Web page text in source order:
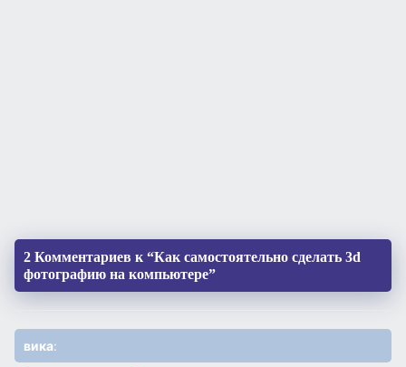
2 Комментариев к “Как самостоятельно сделать 3d
фотографию на компьютере”
вика: